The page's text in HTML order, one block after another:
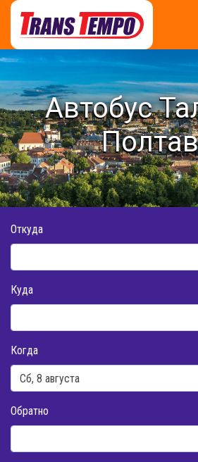
Автобус
Откуда
Куда
Когда
Обратно